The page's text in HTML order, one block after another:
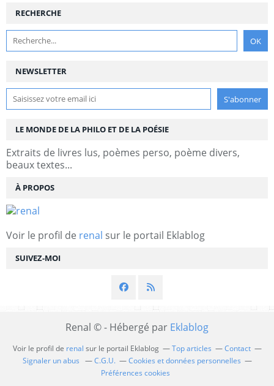
NEWSLETTER
SUIVEZ-MOI
RECHERCHE
LE MONDE DE LA PHILO ET DE LA POÉSIE
Extraits de livres lus, poèmes perso, poème divers,
beaux textes...
À PROPOS
Voir le profil de renal sur le portail Eklablog
Renal © - Hébergé par Eklablog
Voir le profil de renal sur le portail Eklablog Top articles
Contact
Signaler un abus
C.G.U.
Cookies et données personnelles
Préférences cookies